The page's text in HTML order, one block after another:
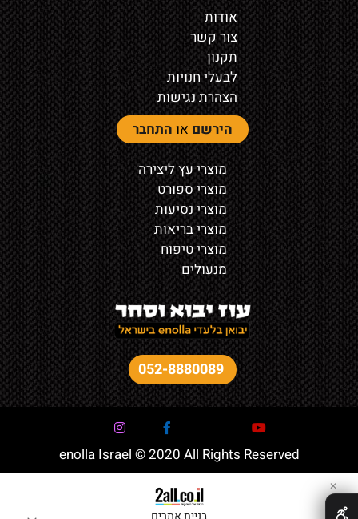
אודות
צור קשר
תקנון
לבעלי חנויות
הצהרת נגישות
הירשם או התחבר
מוצרי עץ ליצירה
מוצרי ספורט
מוצרי נסיעות
מוצרי בריאות
מוצרי טיפוח
מנעולים
052-8880089
enolla Israel © 2020 All Rights Reserved
✕